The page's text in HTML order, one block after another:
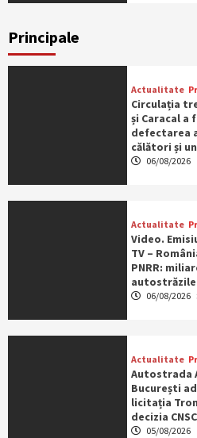
Principale
Actualitate
Circulația
și Caracal a
defectarea
călători și
06/08/2026
Actualitate
Video.
TV –
PNRR:
06/08/2026
Actualitate
Autostrada
București
licitația
decizia CNSC
05/08/2026